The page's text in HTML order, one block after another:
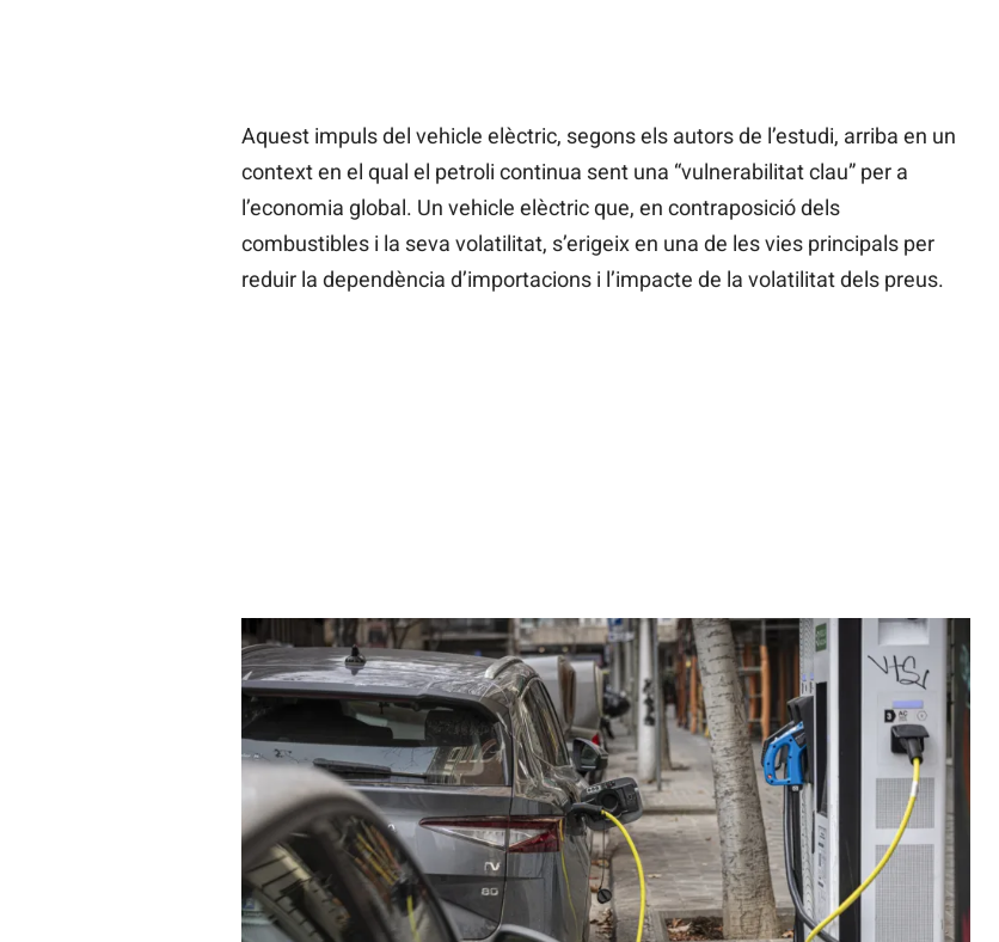
Aquest impuls del vehicle elèctric, segons els autors de l’estudi, arriba en un
context en el qual el petroli continua sent una “vulnerabilitat clau” per a
l’economia global. Un vehicle elèctric que, en contraposició dels
combustibles i la seva volatilitat, s’erigeix en una de les vies principals per
reduir la dependència d’importacions i l’impacte de la volatilitat dels preus.